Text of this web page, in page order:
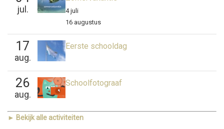
jul.
4 juli
16 augustus
17
aug.
Eerste schooldag
26
aug.
Schoolfotograaf
► Bekijk alle activiteiten